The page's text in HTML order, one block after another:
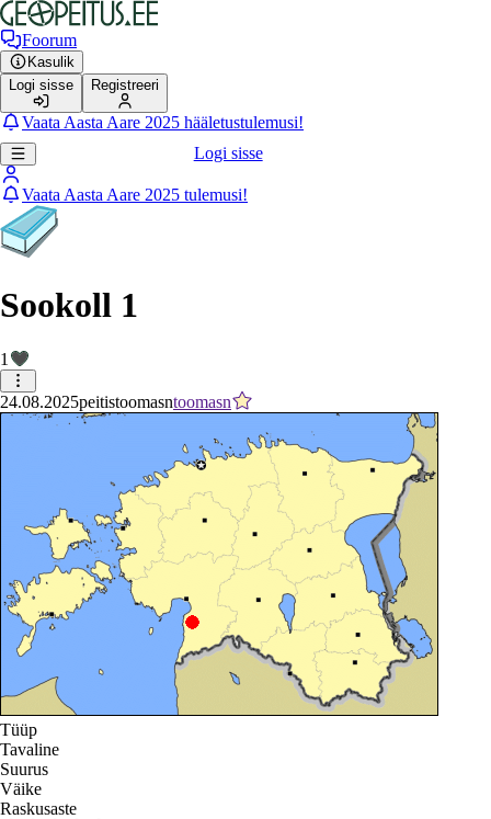
Foorum
Kasulik
Logi sisse
Registreeri
Vaata Aasta Aare 2025 hääletustulemusi!
Logi sisse
Vaata Aasta Aare 2025 tulemusi!
Sookoll 1
1
24.08.2025peitistoomasntoomasn
Tüüp
Tavaline
Suurus
Väike
Raskusaste